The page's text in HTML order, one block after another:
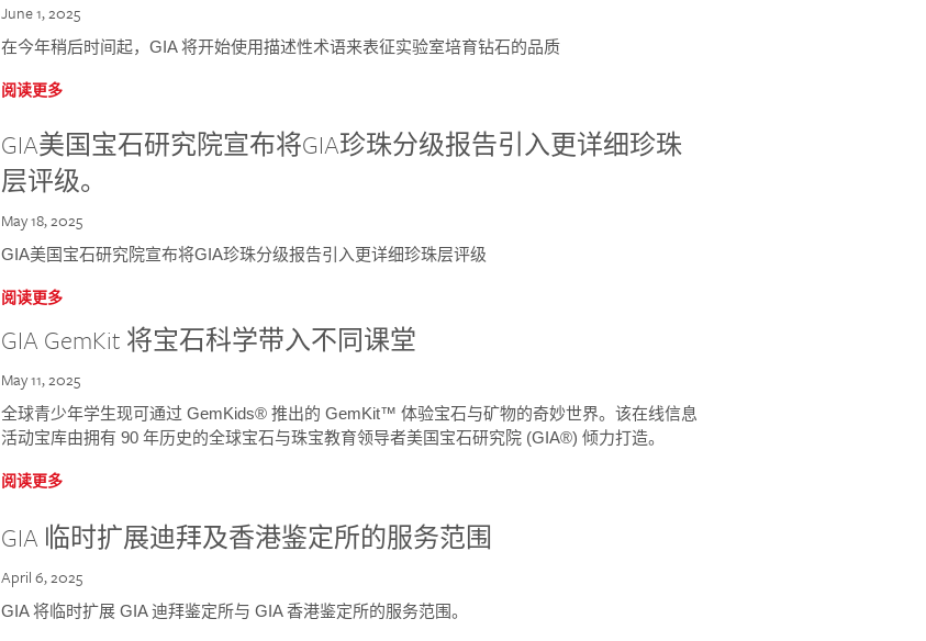
June 1, 2025
在今年稍后时间起，GIA 将开始使用描述性术语来表征实验室培育钻石的品质
阅读更多
GIA美国宝石研究院宣布将GIA珍珠分级报告引入更详细珍珠
层评级。
May 18, 2025
GIA美国宝石研究院宣布将GIA珍珠分级报告引入更详细珍珠层评级
阅读更多
GIA GemKit 将宝石科学带入不同课堂
May 11, 2025
全球青少年学生现可通过 GemKids® 推出的 GemKit™ 体验宝石与矿物的奇妙世界。该在线信息
活动宝库由拥有 90 年历史的全球宝石与珠宝教育领导者美国宝石研究院 (GIA®) 倾力打造。
阅读更多
GIA 临时扩展迪拜及香港鉴定所的服务范围
April 6, 2025
GIA 将临时扩展 GIA 迪拜鉴定所与 GIA 香港鉴定所的服务范围。